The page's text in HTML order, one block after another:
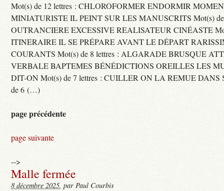
Mot(s) de 12 lettres : CHLOROFORMER ENDORMIR
MINIATURISTE IL PEINT SUR LES MANUSCRITS Mot(s) de
OUTRANCIERE EXCESSIVE REALISATEUR CINÉASTE
ITINERAIRE IL SE PRÉPARE AVANT LE DÉPART
COURANTS Mot(s) de 8 lettres : ALGARADE BRUSQUE
VERBALE BAPTEMES BÉNÉDICTIONS OREILLES LES
DIT-ON Mot(s) de 7 lettres : CUILLER ON LA REMUE DANS
de 6 (…)
page précédente
page suivante
-->
Malle fermée
8 décembre 2025, par Paul Courbis